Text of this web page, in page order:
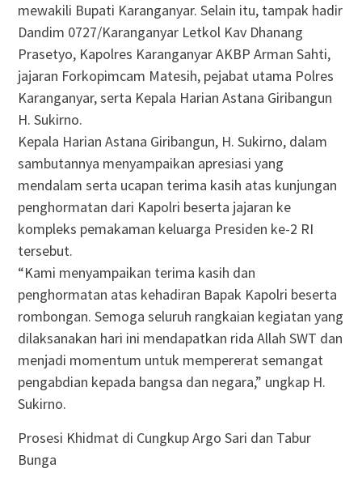
mewakili Bupati Karanganyar. Selain itu, tampak hadir
Dandim 0727/Karanganyar Letkol Kav Dhanang
Prasetyo, Kapolres Karanganyar AKBP Arman Sahti,
jajaran Forkopimcam Matesih, pejabat utama Polres
Karanganyar, serta Kepala Harian Astana Giribangun
H. Sukirno.
Kepala Harian Astana Giribangun, H. Sukirno, dalam
sambutannya menyampaikan apresiasi yang
mendalam serta ucapan terima kasih atas kunjungan
penghormatan dari Kapolri beserta jajaran ke
kompleks pemakaman keluarga Presiden ke-2 RI
tersebut.
“Kami menyampaikan terima kasih dan
penghormatan atas kehadiran Bapak Kapolri beserta
rombongan. Semoga seluruh rangkaian kegiatan yang
dilaksanakan hari ini mendapatkan rida Allah SWT dan
menjadi momentum untuk mempererat semangat
pengabdian kepada bangsa dan negara,” ungkap H.
Sukirno.
Prosesi Khidmat di Cungkup Argo Sari dan Tabur
Bunga